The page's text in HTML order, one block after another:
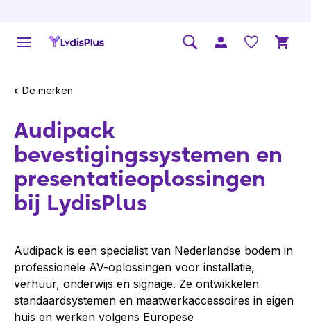
De merken
Audipack
bevestigingssystemen en
presentatieoplossingen
bij LydisPlus
Audipack is een specialist van Nederlandse bodem in
professionele AV-oplossingen voor installatie,
verhuur, onderwijs en signage. Ze ontwikkelen
standaardsystemen en maatwerkaccessoires in eigen
huis en werken volgens Europese